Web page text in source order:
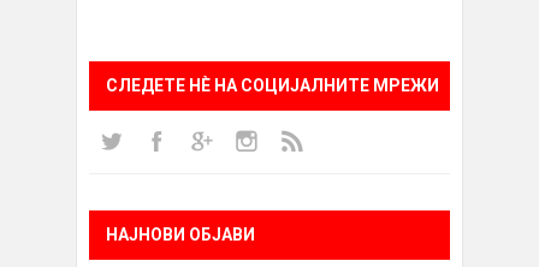
СЛЕДЕТЕ НÈ НА СОЦИЈАЛНИТЕ МРЕЖИ
НАЈНОВИ ОБЈАВИ